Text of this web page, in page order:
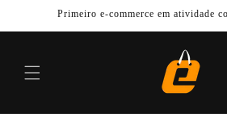
para o
conteúdo
Primeiro e-commerce em atividade